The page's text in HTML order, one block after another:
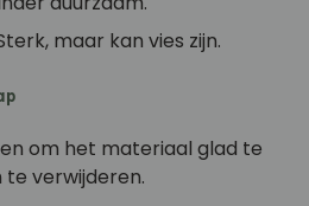
maar kan vies zijn.
om het materiaal glad te
verwijderen.